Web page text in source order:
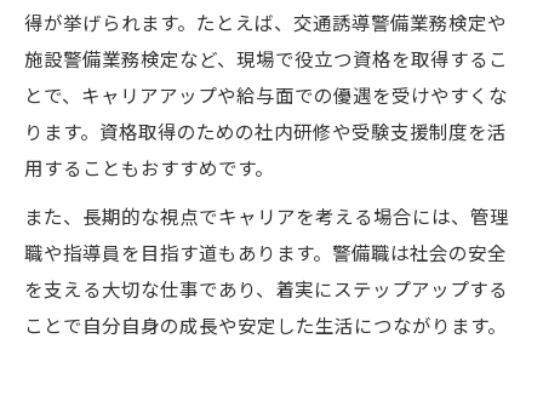
得が挙げられます。たとえば、交通誘導警備業務検定や
施設警備業務検定など、現場で役立つ資格を取得するこ
とで、キャリアアップや給与面での優遇を受けやすくな
ります。資格取得のための社内研修や受験支援制度を活
用することもおすすめです。
また、長期的な視点でキャリアを考える場合には、管理
職や指導員を目指す道もあります。警備職は社会の安全
を支える大切な仕事であり、着実にステップアップする
ことで自分自身の成長や安定した生活につながります。